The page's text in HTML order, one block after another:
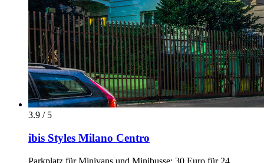
3.9 / 5
ibis Styles Milano Centro
Parkplatz für Minivans und Minibusse: 30 Euro für 24